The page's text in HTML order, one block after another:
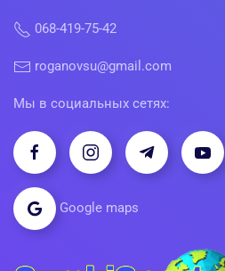
068-419-75-42
roganovsu@gmail.com
Мы в социальных сетях:
Google maps